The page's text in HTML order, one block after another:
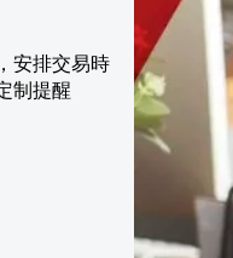
安排交易時
制提醒